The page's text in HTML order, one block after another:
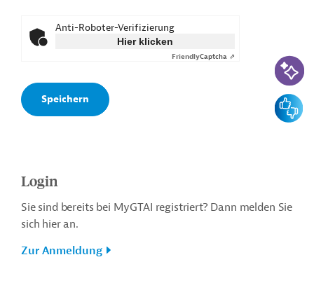
Anti-Roboter-Verifizierung
Hier klicken
FriendlyCaptcha ⇗
Login
Sie sind bereits bei MyGTAI registriert? Dann melden Sie
sich hier an.
Zur Anmeldung
KI-